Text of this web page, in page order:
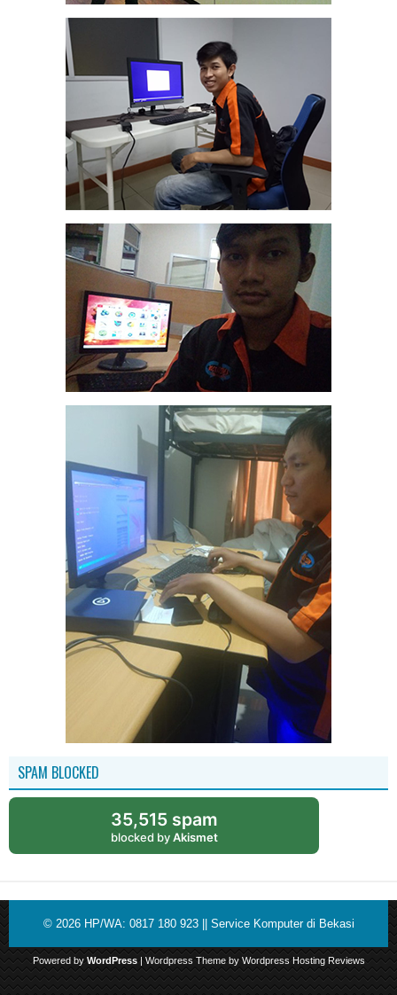
SPAM BLOCKED
35,515 spam
blocked byAkismet
© 2026 HP/WA: 0817 180 923 || Service Komputer di Bekasi
Powered by WordPress| Wordpress Theme by Wordpress Hosting Reviews